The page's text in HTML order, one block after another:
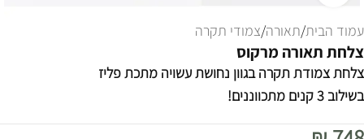
עמוד הבית/תאורה/צמודי תקרה
צלחת תאורה מרקוס
צלחת צמודת תקרה בגוון נחושת עשויה מתכת פליז
בשילוב 3 קנים מתכווננים!